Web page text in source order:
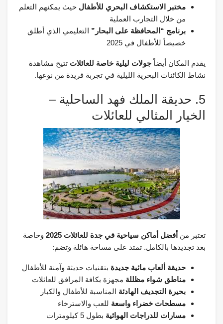
مختبر الاستكشاف البحري للأطفال حيث يمكنهم التعلم
من خلال التجارب العملية
برنامج “المحافظة على البحار” التعليمي الذي أطلق
خصيصاً للأطفال في 2025
يقدم المكان أيضاً جولات ليلية خاصة للعائلات تتيح مشاهدة
نشاط الكائنات البحرية الليلية في تجربة فريدة من نوعها.
5. حديقة الملك فهد الساحلية –
الخيار المثالي للعائلات
تعتبر من أفضل أماكن سياحية في جدة للعائلات 2025
وخاصة
بعد تجديدها بالكامل. تمتد على مساحة هائلة وتضم:
حديقة ألعاب مائية جديدة بتقنيات حديثة وآمنة للأطفال
مناطق شواء مظللة مجهزة بكافة المرافق للعائلات
بحيرة التجديف الهادئة المناسبة للأطفال والكبار
مسطحات خضراء واسعة للعب والاسترخاء
مسارات للدراجات الهوائية بطول 5 كيلومترات